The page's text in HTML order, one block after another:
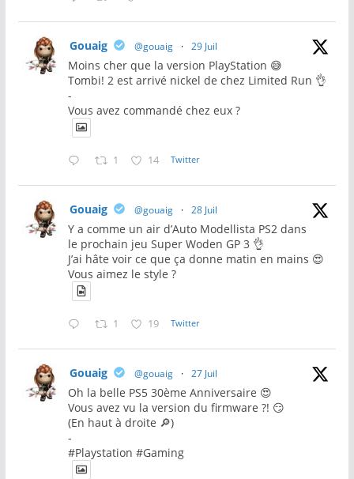
Gouaig @gouaig · 29 Juil
Moins cher que la version PlayStation 😅
Tombi! 2 est arrivé nickel de chez Limited Run 👌
-
Vous avez commandé chez eux ?
1 14 Twitter
Gouaig @gouaig · 28 Juil
Y a comme un air d’Auto Modellista PS2 dans
le prochain jeu Super Woden GP 3 👌
J’ai hâte voir ce que ça donne matin en mains 😍
Vous aimez le style ?
1 19 Twitter
Gouaig @gouaig · 27 Juil
Oh la belle PS5 30ème Anniversaire 😍
Vous avez vu la version du firmware ?! 😏
(En haut à droite 🔎)
-
#Playstation #Gaming